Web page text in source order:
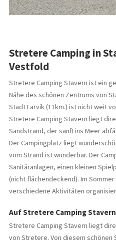
Stretere Camping in
Vestfold
Stretere Camping Stavern ist ein
Nähe des schönen Zentrums von
Stadt Larvik (11km.) ist nicht weit
Stretere Camping Stavern liegt
Sandstrand, der sanft ins Meer
Der Campingplatz liegt
vom Strand ist wunderbar. Der
Sanitäranlagen, einen kleinen
(nicht flächendeckend). Im
verschiedene Aktivitäten
Auf Stretere Camping Stavern
Stretere Camping Stavern liegt
von Stretere. Von diesem schönen